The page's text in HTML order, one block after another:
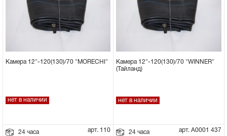
Камера 12"-120(130)/70 "MORECHI"
нет в наличии
Камера 12"-120(130)/70 "WINNER"
(Тайланд)
нет в наличии
24 часа арт. 110 24 часа арт. А0001 437